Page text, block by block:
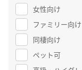
女性向け
ファミリー向け
同棲向け
ペット可